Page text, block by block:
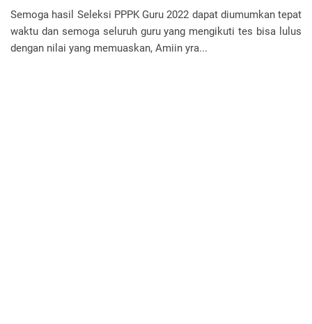
Semoga hasil Seleksi PPPK Guru 2022 dapat diumumkan tepat
waktu dan semoga seluruh guru yang mengikuti tes bisa lulus
dengan nilai yang memuaskan, Amiin yra...